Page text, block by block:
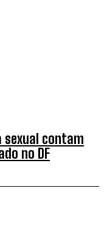
sexual contam
no DF